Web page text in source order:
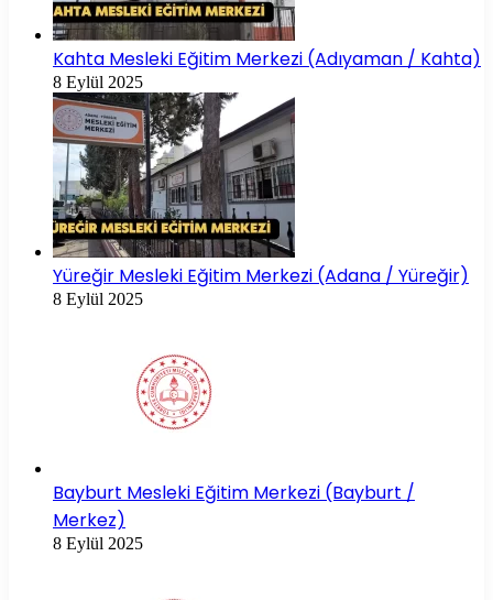
Kahta Mesleki Eğitim Merkezi (Adıyaman / Kahta)
8 Eylül 2025
Yüreğir Mesleki Eğitim Merkezi (Adana / Yüreğir)
8 Eylül 2025
Bayburt Mesleki Eğitim Merkezi (Bayburt /
Merkez)
8 Eylül 2025